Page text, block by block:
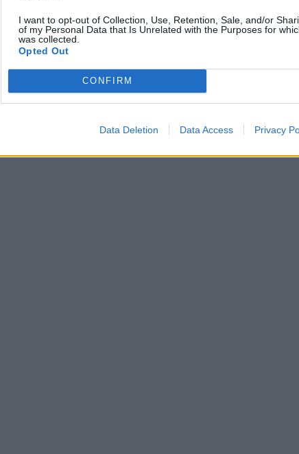
I want to opt-out of Collection, Use, Retention, Sale, and/or
of my Personal Data that Is Unrelated with the Purposes for
was collected.
Opted Out
CONFIRM
Data Deletion Data Access Privacy